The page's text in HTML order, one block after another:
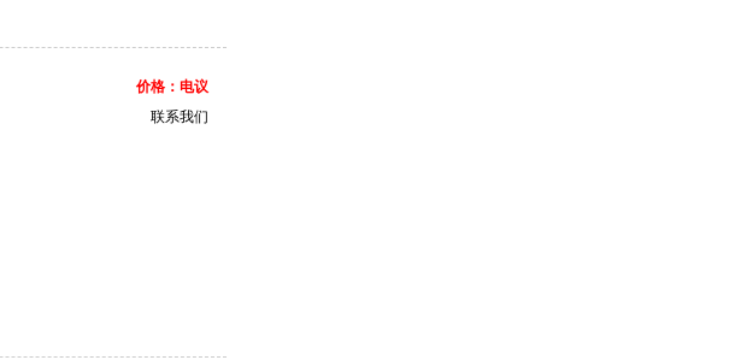
价格：电议
联系我们